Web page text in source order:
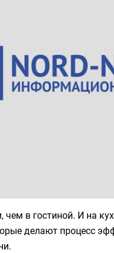
в гостиной. И на
делают процесс